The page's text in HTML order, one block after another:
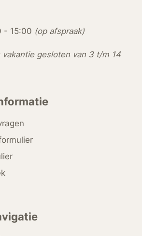
- 15:00 (op afspraak)
gesloten van 3 t/m 14